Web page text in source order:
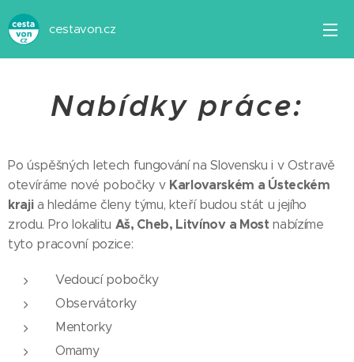
cestavon.cz
Nabídky práce:
Po úspěšných letech fungování na Slovensku i v Ostravě
otevíráme nové pobočky v Karlovarském a Ústeckém
krajia hledáme členy týmu, kteří budou stát u jejího
zrodu. Pro lokalitu Aš, Cheb, Litvínov a Most nabízíme
tyto pracovní pozice:
Vedoucí pobočky
Observátorky
Mentorky
Omamy